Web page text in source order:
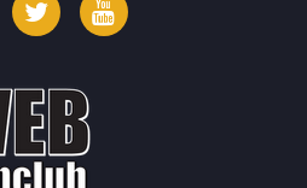
Twitter YouTube